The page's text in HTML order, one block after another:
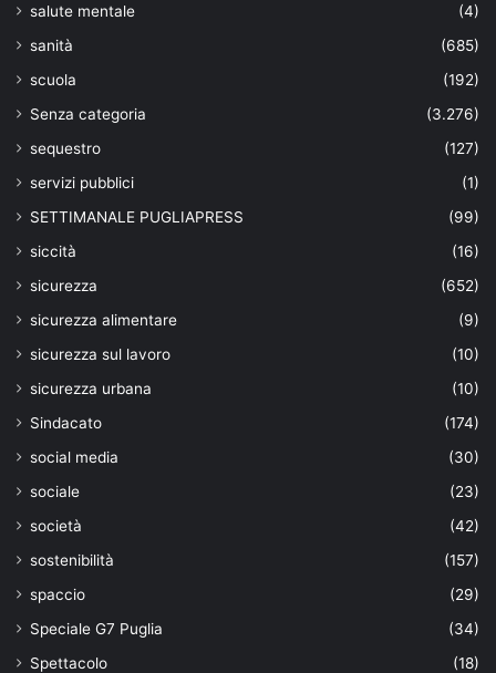
salute mentale
(4)
sanità
(685)
scuola
(192)
Senza categoria
(3.276)
sequestro
(127)
servizi pubblici
(1)
SETTIMANALE PUGLIAPRESS
(99)
siccità
(16)
sicurezza
(652)
sicurezza alimentare
(9)
sicurezza sul lavoro
(10)
sicurezza urbana
(10)
Sindacato
(174)
social media
(30)
sociale
(23)
società
(42)
sostenibilità
(157)
spaccio
(29)
Speciale G7 Puglia
(34)
Spettacolo
(18)